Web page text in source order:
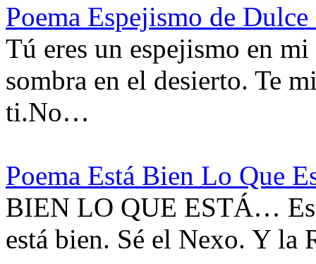
Poema Espejismo de
Tú eres un espejismo en
sombra en el desierto. Te
ti.No…
Poema Está Bien Lo Que
BIEN LO QUE ESTÁ…
está bien. Sé el Nexo. Y